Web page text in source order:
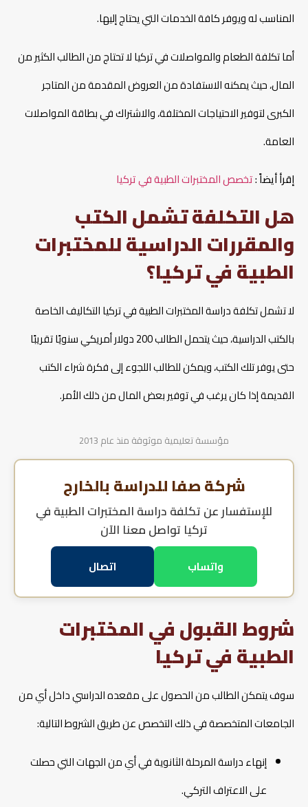
المناسب له ويوفر كافة الخدمات التي يحتاج إليها.
أما تكلفة الطعام والمواصلات في تركيا لا تحتاج من الطالب الكثير من
المال، حيث يمكنه الاستفادة من العروض المقدمة من المتاجر
الكبرى لتوفير الاحتياجات المختلفة، والاشتراك في بطاقة المواصلات
العامة.
إقرأ أيضاً :تخصص المختبرات الطبية في تركيا
هل التكلفة تشمل الكتب
والمقررات الدراسية للمختبرات
الطبية في تركيا؟
لا تشمل تكلفة دراسة المختبرات الطبية في تركيا التكاليف الخاصة
بالكتب الدراسية، حيث يتحمل الطالب 200 دولار أمريكي سنويًا تقريبًا
حتى يوفر تلك الكتب، ويمكن للطالب اللجوء إلى فكرة شراء الكتب
القديمة إذا كان يرغب في توفير بعض المال من ذلك الأمر.
مؤسسة تعليمية موثوقة منذ عام 2013
شركة صفا للدراسة بالخارج
للإستفسار عنتكلفة دراسة المختبرات الطبية في
تركياتواصل معنا الآن
واتساب اتصال
شروط القبول في المختبرات
الطبية في تركيا
سوف يتمكن الطالب من الحصول على مقعده الدراسي داخل أي من
الجامعات المتخصصة في ذلك التخصص عن طريق الشروط التالية:
إنهاء دراسة المرحلة الثانوية في أي من الجهات التي حصلت
على الاعتراف التركي.